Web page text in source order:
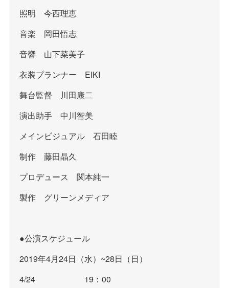
照明 今西理恵
音楽 岡田悟志
音響 山下菜美子
衣装プランナー EIKI
舞台監督 川田康二
演出助手 中川智美
メインビジュアル 石田睦
制作 藤田晶久
プロデュース 関本純一
製作 グリーンメディア
●公演スケジュール
2019年4月24日（水）~28日（日）
4/24 19：00